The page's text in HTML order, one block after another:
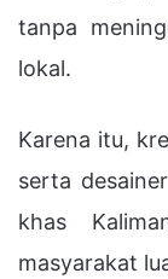
tanpa
lokal.
Karena itu,
serta
khas
masyarakat